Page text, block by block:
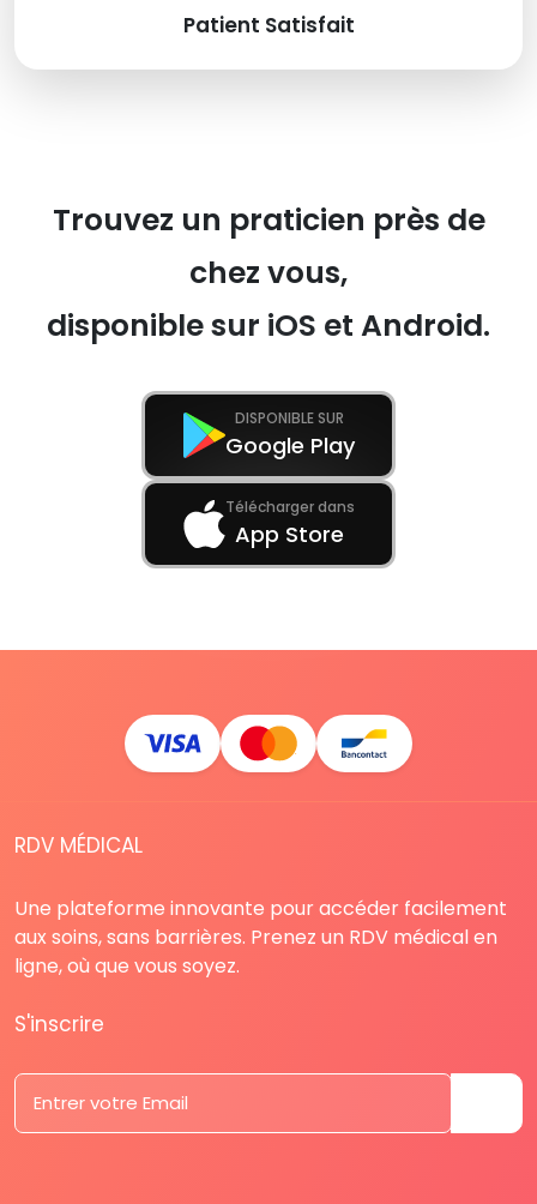
Patient Satisfait
Trouvez un praticien près de
chez vous,
disponible sur iOS et Android.
DISPONIBLE SUR
Google Play
Télécharger dans
App Store
RDV MÉDICAL
Une plateforme innovante pour accéder facilement
aux soins, sans barrières. Prenez un RDV médical en
ligne, où que vous soyez.
S'inscrire